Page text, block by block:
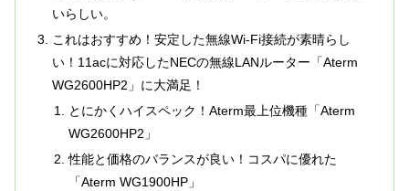
いらしい。
これはおすすめ！安定した無線Wi-Fi接続が素晴らし
い！11acに対応したNECの無線LANルーター「Aterm
WG2600HP2」に大満足！
とにかくハイスペック！Aterm最上位機種「Aterm
WG2600HP2」
性能と価格のバランスが良い！コスパに優れた
「Aterm WG1900HP」